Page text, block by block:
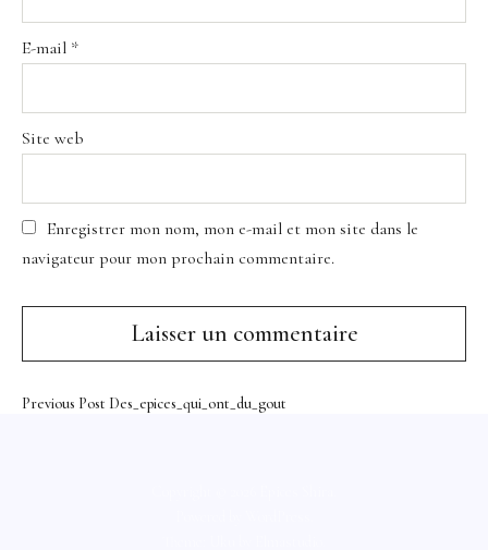
E-mail *
Site web
Enregistrer mon nom, mon e-mail et mon site dans le
navigateur pour mon prochain commentaire.
Previous Post Des_epices_qui_ont_du_gout